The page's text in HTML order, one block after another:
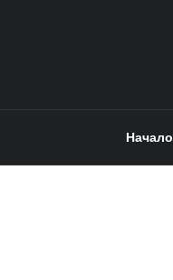
Начало